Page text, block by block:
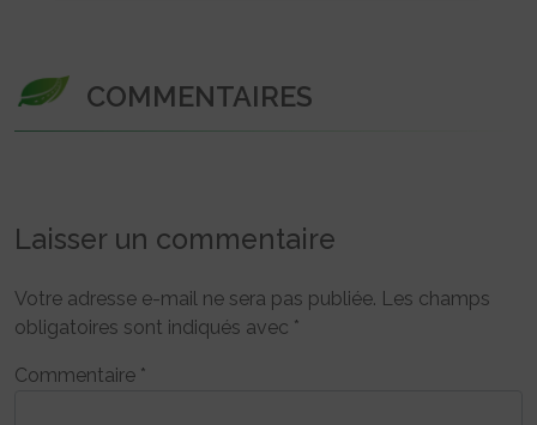
COMMENTAIRES
Laisser un commentaire
Votre adresse e-mail ne sera pas publiée. Les champs
obligatoires sont indiqués avec *
Commentaire *